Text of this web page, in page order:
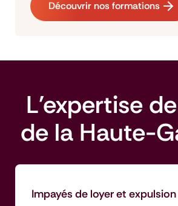
Découvrir nos formations
L'expertise
de la Haute-
Impayés de loyer et expulsion